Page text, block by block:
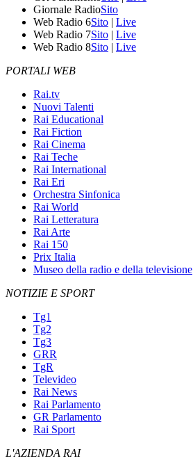
Giornale RadioSito
Web Radio 6Sito | Live
Web Radio 7Sito | Live
Web Radio 8Sito | Live
PORTALI WEB
Rai.tv
Nuovi Talenti
Rai Educational
Rai Fiction
Rai Cinema
Rai Teche
Rai International
Rai Eri
Orchestra Sinfonica
Rai World
Rai Letteratura
Rai Arte
Rai 150
Prix Italia
Museo della radio e della televisione
NOTIZIE E SPORT
Tg1
Tg2
Tg3
GRR
TgR
Televideo
Rai News
Rai Parlamento
GR Parlamento
Rai Sport
L'AZIENDA RAI